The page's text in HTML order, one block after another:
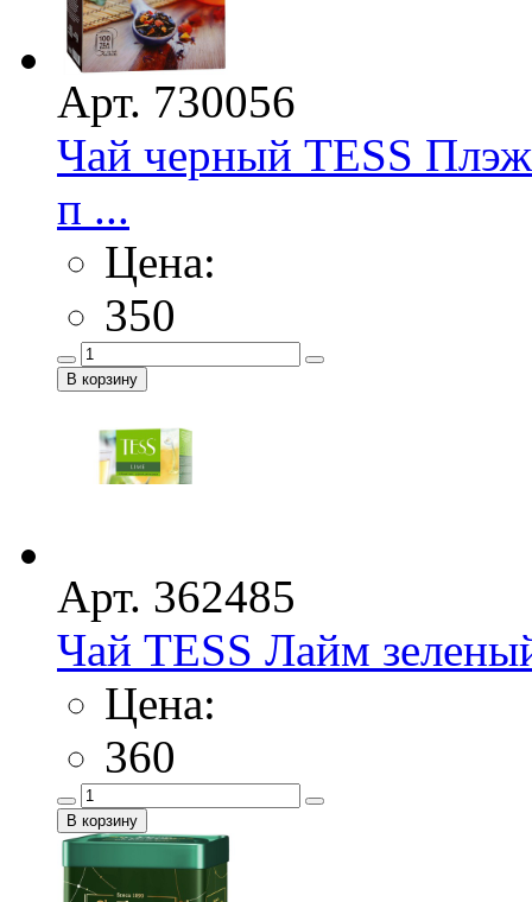
Арт. 730056
Чай черный TESS
п ...
Цена:
350
Арт. 362485
Чай TESS Лайм
Цена:
360